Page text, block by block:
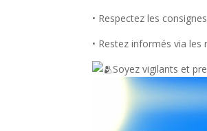
• Respectez les
• Restez informés via les
Soyez vigilants et